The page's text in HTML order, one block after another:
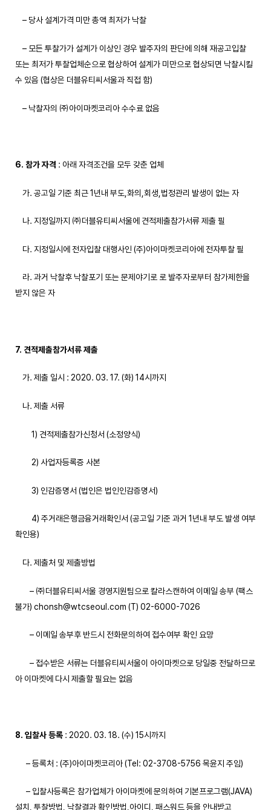
– 당사 설계가격 미만 총액 최저가 낙찰
– 모든 투찰가가 설계가 이상인 경우 발주자의 판단에 의해 재공고입찰
또는 최저가 투찰업체순으로 협상하여 설계가 미만으로 협상되면 낙찰시킬
수 있음 (협상은 더블유티씨서울과 직접 함)
– 낙찰자의 ㈜아이마켓코리아 수수료 없음
6. 참가 자격 : 아래 자격조건을 모두 갖춘 업체
가. 공고일 기준 최근 1년내 부도,화의,회생,법정관리 발생이 없는 자
나. 지정일까지 ㈜더블유티씨서울에 견적제출참가서류 제출 필
다. 지정일시에 전자입찰 대행사인 (주)아이마켓코리아에 전자투찰 필
라. 과거 낙찰후 낙찰포기 또는 문제야기로 로 발주자로부터 참가제한을
받지 않은 자
7. 견적제출참가서류 제출
가. 제출 일시 : 2020. 03. 17. (화) 14시까지
나. 제출 서류
1) 견적제출참가신청서 (소정양식)
2) 사업자등록증 사본
3) 인감증명서 (법인은 법인인감증명서)
4) 주거래은행금융거래확인서 (공고일 기준 과거 1년내 부도 발생 여부
확인용)
다. 제출처 및 제출방법
– ㈜더블유티씨서울 경영지원팀으로 칼라스캔하여 이메일 송부 (팩스
불가) chonsh@wtcseoul.com (T) 02-6000-7026
– 이메일 송부후 반드시 전화문의하여 접수여부 확인 요망
– 접수받은 서류는 더블유티씨서울이 아이마켓으로 당일중 전달하므로
아 이마켓에 다시 제출할 필요는 없음
8. 입찰사 등록: 2020. 03. 18. (수) 15시까지
– 등록처 : (주)아이마켓코리아 (Tel: 02-3708-5756 목윤지 주임)
– 입찰사등록은 참가업체가 아이마켓에 문의하여 기본프로그램(JAVA)
설치, 투찰방법, 낙찰결과 확인방법,아이디, 패스워드 등을 안내받고